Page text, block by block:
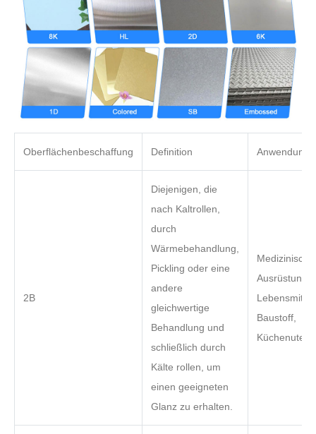
Oberflächenbeschaffung Definition Anwendung
2B
Diejenigen, die
nach Kaltrollen,
durch
Wärmebehandlung,
Pickling oder eine
andere
gleichwertige
Behandlung und
schließlich durch
Kälte rollen, um
einen geeigneten
Glanz zu erhalten.
Medizinische
Ausrüstung,
Baustoff,